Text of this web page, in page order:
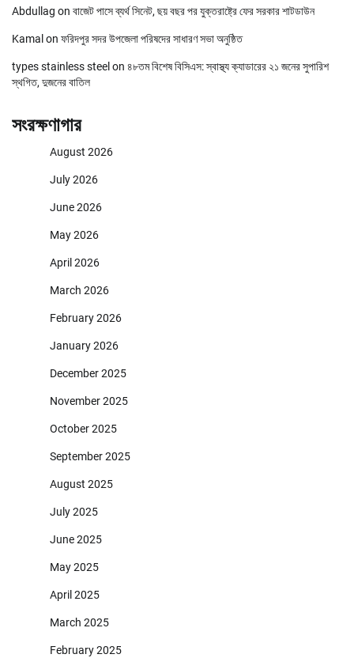
Abdullag on বাজেট পাসে ব্যর্থ সিনেট, ছয় বছর পর যুক্তরাষ্ট্রে ফের সরকার শাটডাউন
Kamal on ফরিদপুর সদর উপজেলা পরিষদের সাধারণ সভা অনুষ্ঠিত
types stainless steel on ৪৮তম বিশেষ বিসিএস: স্বাস্থ্য ক্যাডারের ২১ জনের সুপারিশ
স্থগিত, দুজনের বাতিল
সংরক্ষণাগার
August 2026
July 2026
June 2026
May 2026
April 2026
March 2026
February 2026
January 2026
December 2025
November 2025
October 2025
September 2025
August 2025
July 2025
June 2025
May 2025
April 2025
March 2025
February 2025